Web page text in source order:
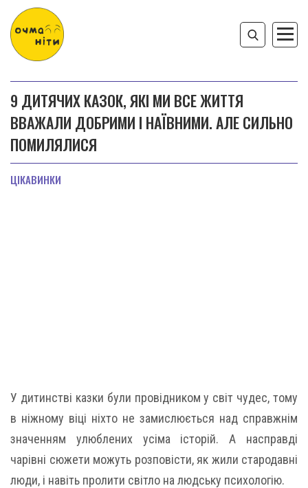
9 ДИТЯЧИХ КАЗОК, ЯКІ МИ ВСЕ ЖИТТЯ
ВВАЖАЛИ ДОБРИМИ І НАЇВНИМИ. АЛЕ СИЛЬНО
ПОМИЛЯЛИСЯ
ЦІКАВИНКИ
У дитинстві казки були провідником у світ чудес, тому
в ніжному віці ніхто не замислюється над справжнім
значенням улюблених усіма історій. А насправді
чарівні сюжети можуть розповісти, як жили стародавні
люди, і навіть пролити світло на людську психологію.